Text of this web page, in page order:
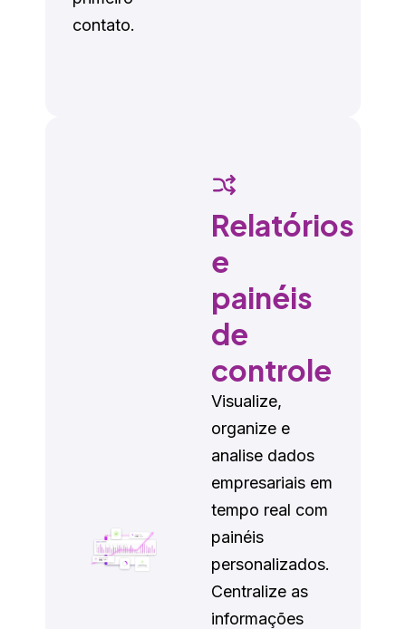
contato.
Relatórios
e
painéis
de
controle
Visualize,
organize e
analise dados
empresariais em
tempo real com
painéis
personalizados.
Centralize as
informações